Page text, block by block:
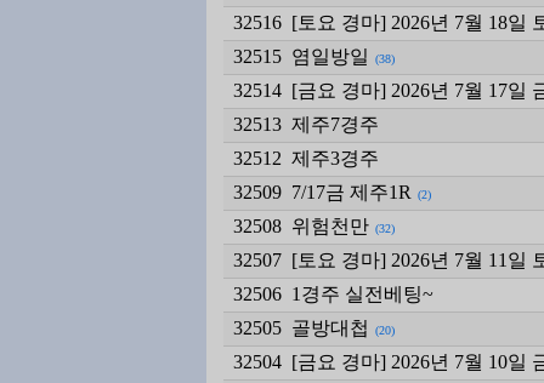
32516 [토요 경마] 2026년 7월 18일
32515 염일방일 (38)
32514 [금요 경마] 2026년 7월 17일
32513 제주7경주
32512 제주3경주
32509 7/17금 제주1R (2)
32508 위험천만 (32)
32507 [토요 경마] 2026년 7월 11일
32506 1경주 실전베팅~
32505 골방대첩 (20)
32504 [금요 경마] 2026년 7월 10일